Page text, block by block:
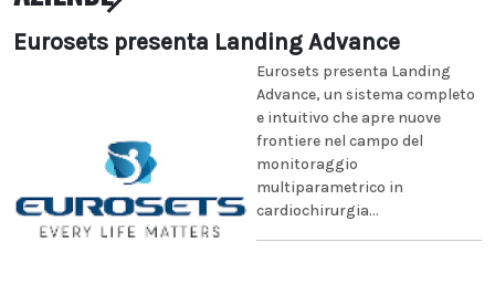
Eurosets presenta Landing Advance
Eurosets presenta Landing
Advance, un sistema completo
e intuitivo che apre nuove
frontiere nel campo del
monitoraggio
multiparametrico in
cardiochirurgia...